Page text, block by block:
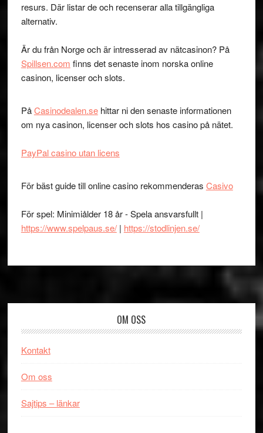
resurs. Där listar de och recenserar alla tillgängliga
alternativ.
Är du från Norge och är intresserad av nätcasinon? På
Spillsen.com finns det senaste inom norska online
casinon, licenser och slots.
PåCasinodealen.sehittar ni den senaste informationen
om nya casinon, licenser och slots hos casino på nätet.
PayPal casino utan licens
För bäst guide till online casino rekommenderas Casivo
För spel: Minimiålder 18 år - Spela ansvarsfullt |
https://www.spelpaus.se/| https://stodlinjen.se/
OM OSS
Kontakt
Om oss
Sajtips – länkar